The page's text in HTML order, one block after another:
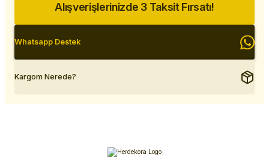
Alışverişlerinizde 3 Taksit Fırsatı!
Whatsapp Destek
Kargom Nerede?